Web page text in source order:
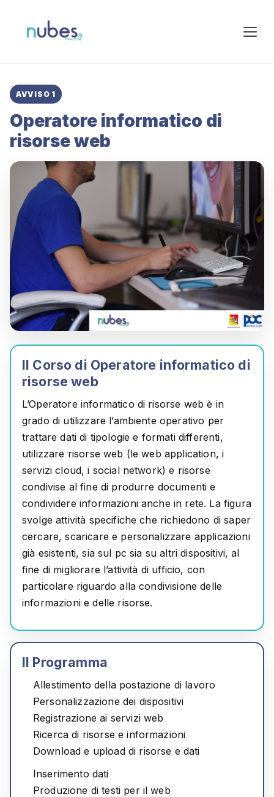
AVVISO 1
Operatore informatico di
risorse web
Il Corso di Operatore informatico di
risorse web
L’Operatore informatico di risorse web è in
grado di utilizzare l’ambiente operativo per
trattare dati di tipologie e formati differenti,
utilizzare risorse web (le web application, i
servizi cloud, i social network) e risorse
condivise al fine di produrre documenti e
condividere informazioni anche in rete. La figura
svolge attività specifiche che richiedono di saper
cercare, scaricare e personalizzare applicazioni
già esistenti, sia sul pc sia su altri dispositivi, al
fine di migliorare l’attività di ufficio, con
particolare riguardo alla condivisione delle
informazioni e delle risorse.
Il Programma
Allestimento della postazione di lavoro
Personalizzazione dei dispositivi
Registrazione ai servizi web
Ricerca di risorse e informazioni
Download e upload di risorse e dati
Inserimento dati
Produzione di testi per il web